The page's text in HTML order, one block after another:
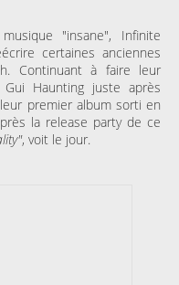
"insane", Infinite
certaines anciennes
Continuant à faire leur
Haunting juste après
premier album sorti en
la release party de ce
, voit le jour.